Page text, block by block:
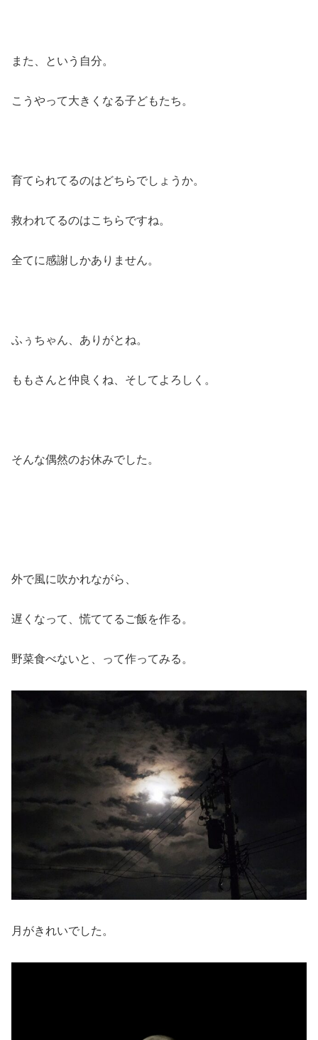
また、という自分。
こうやって大きくなる子どもたち。
育てられてるのはどちらでしょうか。
救われてるのはこちらですね。
全てに感謝しかありません。
ふぅちゃん、ありがとね。
ももさんと仲良くね、そしてよろしく。
そんな偶然のお休みでした。
外で風に吹かれながら、
遅くなって、慌ててるご飯を作る。
野菜食べないと、って作ってみる。
月がきれいでした。